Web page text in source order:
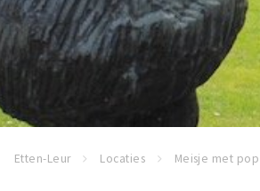
Etten-Leur Locaties Meisje met pop